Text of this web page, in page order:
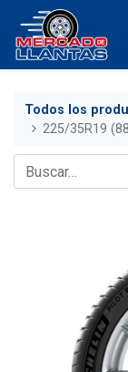
Todos los
225/35R19